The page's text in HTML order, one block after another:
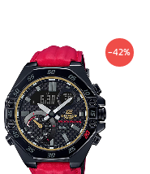
-42%
Original
price
was:
17,000 ฿.
price